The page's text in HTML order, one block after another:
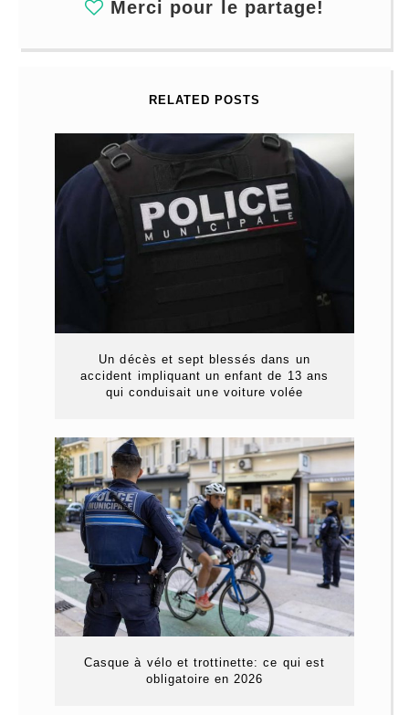
Merci pour le partage!
RELATED POSTS
Un décès et sept blessés dans un
accident impliquant un enfant de 13 ans
qui conduisait une voiture volée
Casque à vélo et trottinette: ce qui est
obligatoire en 2026